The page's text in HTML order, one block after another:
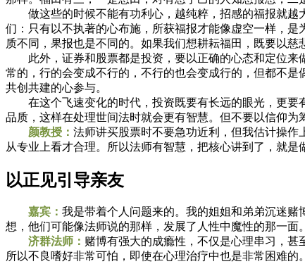
做这些的时候不能有功利心，越纯粹，招感的福报就越
们：只有以不执著的心布施，所获福报才能像虚空一样，
质不同，果报也是不同的。如果我们想耕耘福田，既要以慈
此外，证券和股票都是投资，要以正确的心态和定位来
常的，行的会变成不行的，不行的也会变成行的，但都不
共创共建的心参与。
在这个飞速变化的时代，投资既要有长远的眼光，更要
品质，这样在处理世间法时就会更有智慧。但不要以信仰为
颜教授： 法师讲买股票时不要急功近利，但我估计操作
从专业上看才合理。所以法师有智慧，把核心讲到了，就是
以正见引导亲友
嘉宾： 我是带着个人问题来的。我的姐姐和弟弟沉迷
想，他们可能像法师说的那样，发展了人性中魔性的那一
济群法师： 赌博有强大的成瘾性，不仅是心理串习，甚
所以不良嗜好非常可怕，即使在心理治疗中也是非常困难